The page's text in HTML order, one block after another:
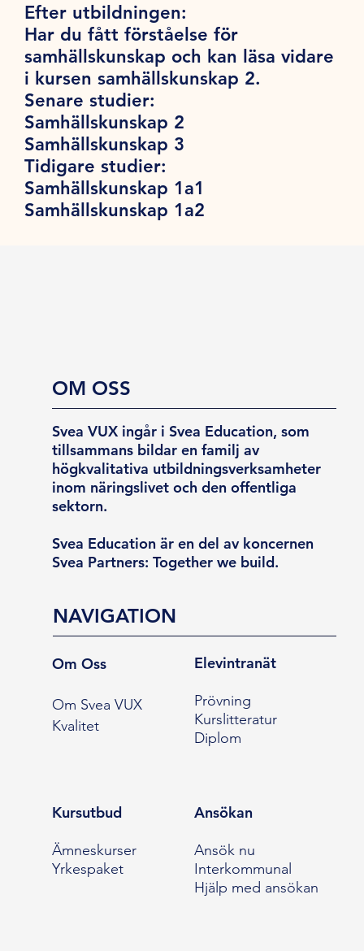
Efter utbildningen:
Har du fått förståelse för
samhällskunskap och kan läsa vidare
i kursen samhällskunskap 2.
Senare studier:
Samhällskunskap 2
Samhällskunskap 3
Tidigare studier:
Samhällskunskap 1a1
Samhällskunskap 1a2
OM OSS
Svea VUX ingår i Svea Education, som
tillsammans bildar en familj av
högkvalitativa utbildningsverksamheter
inom näringslivet och den offentliga
sektorn.
Svea Education är en del av koncernen
Svea Partners: Together we build.
NAVIGATION
Om Oss
Om Svea VUX
Kvalitet
Elevintranät
Prövning
Kurslitteratur
Diplom
Kursutbud
Ämneskurser
Yrkespaket
Ansökan
Ansök nu
Interkommunal
Hjälp med ansökan